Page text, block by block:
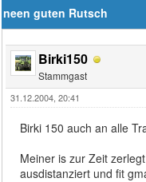
neen guten Rutsch
Birki150
Stammgast
31.12.2004, 20:41
Birki 150 auch an alle
Meiner is zur Zeit
ausdistanziert und fit